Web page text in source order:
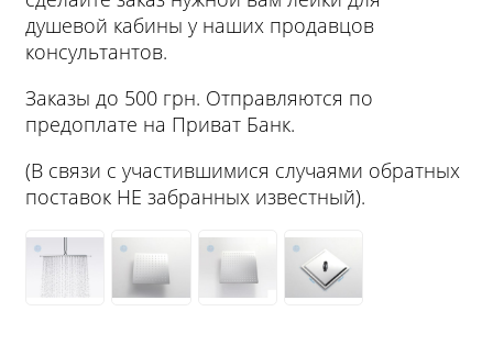
душевой кабины у наших продавцов
консультантов.
Заказы до 500 грн. Отправляются по
предоплате на Приват Банк.
(В связи с участившимися случаями обратных
поставок НЕ забранных известный).